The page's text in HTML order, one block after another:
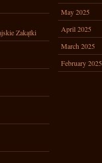
Zakątki
May 2025
April 2025
March 2025
February 2025